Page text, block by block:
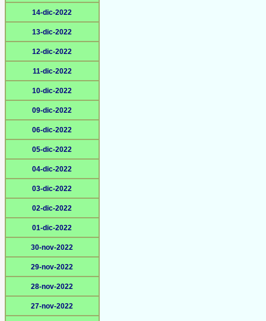
14-dic-2022
13-dic-2022
12-dic-2022
11-dic-2022
10-dic-2022
09-dic-2022
06-dic-2022
05-dic-2022
04-dic-2022
03-dic-2022
02-dic-2022
01-dic-2022
30-nov-2022
29-nov-2022
28-nov-2022
27-nov-2022